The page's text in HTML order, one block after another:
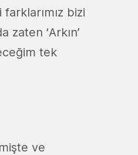
bizi
‘Arkın’
tek
ve